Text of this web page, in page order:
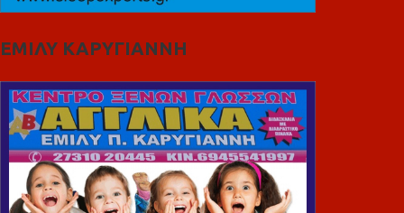
ΕΜΙΛΥ ΚΑΡΥΓΙΑΝΝΗ